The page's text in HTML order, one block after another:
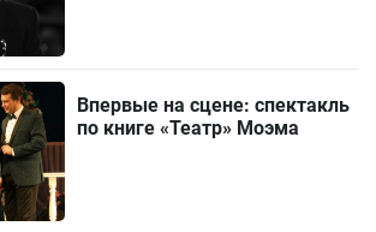
Впервые на сцене: спектакль
по книге «Театр» Моэма